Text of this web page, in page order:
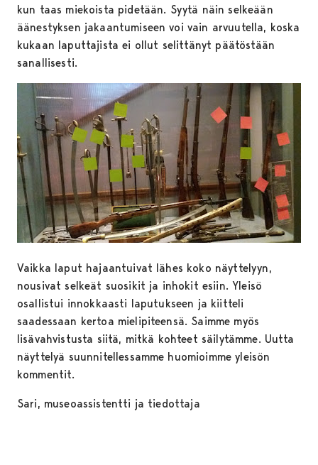
kun taas miekoista pidetään. Syytä näin selkeään
äänestyksen jakaantumiseen voi vain arvuutella, koska
kukaan laputtajista ei ollut selittänyt päätöstään
sanallisesti.
Vaikka laput hajaantuivat lähes koko näyttelyyn,
nousivat selkeät suosikit ja inhokit esiin. Yleisö
osallistui innokkaasti laputukseen ja kiitteli
saadessaan kertoa mielipiteensä. Saimme myös
lisävahvistusta siitä, mitkä kohteet säilytämme. Uutta
näyttelyä suunnitellessamme huomioimme yleisön
kommentit.
Sari, museoassistentti ja tiedottaja